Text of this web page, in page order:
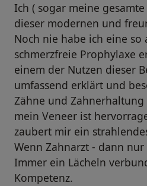
Ich ( sogar meine
dieser modernen und
Noch nie habe ich eine so
schmerzfreie Prophylaxe
einem der Nutzen dieser
umfassend erklärt und
Zähne und
mein Veneer ist
zaubert mir ein
Wenn Zahnarzt - dann
Immer ein Lächeln
Kompetenz.